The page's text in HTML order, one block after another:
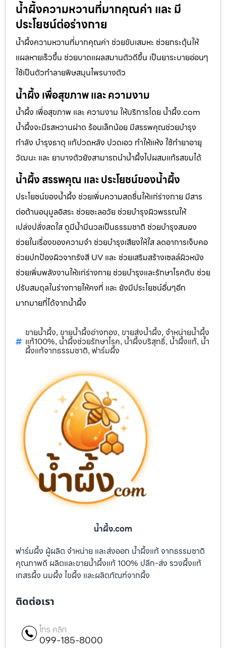
น้ำผึ้งความหวานที่มากคุณค่า และ มี
ประโยชน์ต่อร่างกาย
น้ำผึ้งความหวานที่มากคุณค่า ช่วยขับเสมหะ ช่วยกระตุ้นให้
แผลหายเร็วขึ้น ช่วยบาดแผลสมานตัวดีขึ้น เป็นยาระบายอ่อนๆ
ใช้เป็นตัวทำลายพิษสมุนไพรบางตัว
น้ำผึ้ง เพื่อสุขภาพ และ ความงาม
น้ำผึ้ง เพื่อสุขภาพ และ ความงาม ให้บริการโดย น้ำผึ้ง.com
น้ำผึ้งจะมีรสหวานฝาด ร้อนเล็กน้อย มีสรรพคุณช่วยบำรุง
กำลัง บำรุงธาตุ แก้ปวดหลัง ปวดเอว ทำให้แห้ง ใช้ทำยาอายุ
วัฒนะ และ ยาบางตัวยังสามารถนำน้ำผึ้งไปผสมแก้รสขมได้
น้ำผึ้ง สรรพคุณ และ ประโยชน์ของน้ำผึ้ง
ประโยชน์ของน้ำผึ้ง ช่วยเพิ่มความสดชื่นให้แก่ร่างกาย มีสาร
ต่อต้านอนุมูลอิสระ ช่วยชะลอวัย ช่วยบำรุงผิวพรรณให้
เปล่งปลั่งสดใส ดูมีน้ำมีนวลเป็นธรรมชาติ ช่วยบำรุงสมอง
ช่วยในเรื่องของความจำ ช่วยบำรุงเสียงให้ใส ลดอาการเจ็บคอ
ช่วยปกป้องผิวจากรังสี UV และ ช่วยเสริมสร้างเซลล์ผิวหนัง
ช่วยเพิ่มพลังงานให้แก่ร่างกาย ช่วยบำรุงและรักษาโรคตับ ช่วย
ปรับสมดุลในร่างกายให้คงที่ และ ยังมีประโยชน์อื่นๆอีก
มากมายที่ได้จากน้ำผึ้ง
ขายน้ำผึ้ง, ขายน้ำผึ้งอ่างทอง, ขายส่งน้ำผึ้ง, จำหน่ายน้ำผึ้ง
แท้100%, น้ำผึ้งช่วยรักษาโรค, น้ำผึ้งบริสุทธิ์, น้ำผึ้งแท้, น้ำ
ผึ้งแท้จากธรรมชาติ, ฟาร์มผึ้ง
น้ำผึ้ง.com
ฟาร์มผึ้ง ผู้ผลิต จำหน่าย และส่งออก น้ำผึ้งแท้ จากธรรมชาติ
คุณภาพดี ผลิตและขายน้ำผึ้งแท้ 100% ปลีก-ส่ง รวงผึ้งแท้
เกสรผึ้ง นมผึ้ง ไขผึ้ง และผลิตภัณฑ์จากผึ้ง
ติดต่อเรา
โทร คลิก
099-185-8000